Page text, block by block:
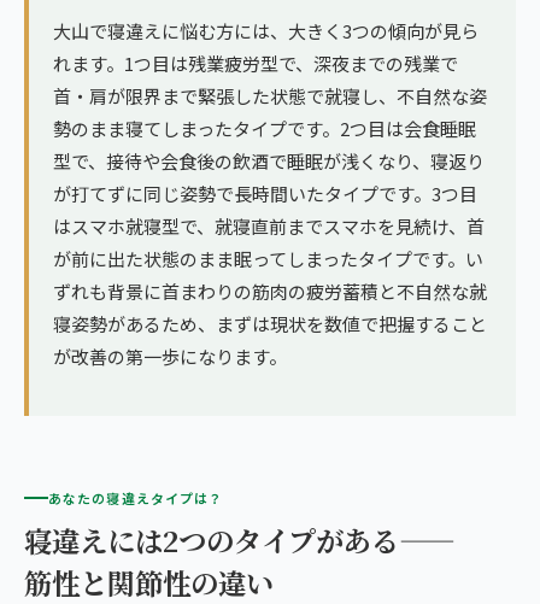
大山で寝違えに悩む方には、大きく3つの傾向が見ら
れます。1つ目は残業疲労型で、深夜までの残業で
首・肩が限界まで緊張した状態で就寝し、不自然な姿
勢のまま寝てしまったタイプです。2つ目は会食睡眠
型で、接待や会食後の飲酒で睡眠が浅くなり、寝返り
が打てずに同じ姿勢で長時間いたタイプです。3つ目
はスマホ就寝型で、就寝直前までスマホを見続け、首
が前に出た状態のまま眠ってしまったタイプです。い
ずれも背景に首まわりの筋肉の疲労蓄積と不自然な就
寝姿勢があるため、まずは現状を数値で把握すること
が改善の第一歩になります。
あなたの寝違えタイプは？
寝違えには2つのタイプがある——
筋性と関節性の違い